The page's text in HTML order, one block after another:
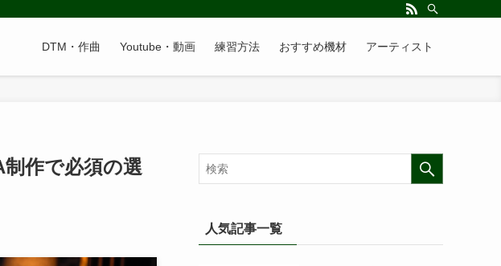
DTM・作曲 Youtube・動画 練習方法 おすすめ機材 アーティスト
作で必須の選
人気記事一覧